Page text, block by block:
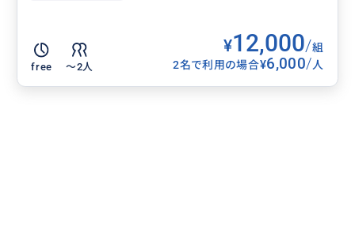
free 〜2人
¥12,000/組
2名で利用の場合¥6,000/人